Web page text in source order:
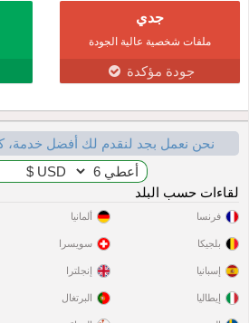
جدي
ملفات شخصية عالية الجودة
جودة مؤكدة
نحن نعمل بجد لنقدم لك أفضل
لقاءات حسب البلد
فرنسا
بلجيكا
إسبانيا
إيطاليا
ألمانيا
سويسرا
إنجلترا
البرتغال